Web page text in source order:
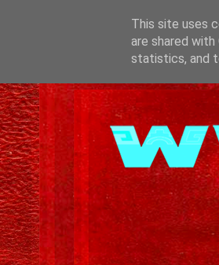
This site uses
are shared
statistics, and